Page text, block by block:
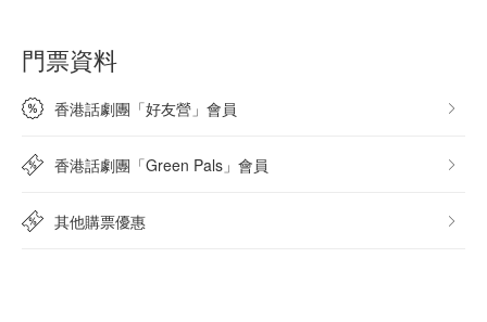
門票資料
香港話劇團「好友營」會員
香港話劇團「Green Pals」會員
其他購票優惠